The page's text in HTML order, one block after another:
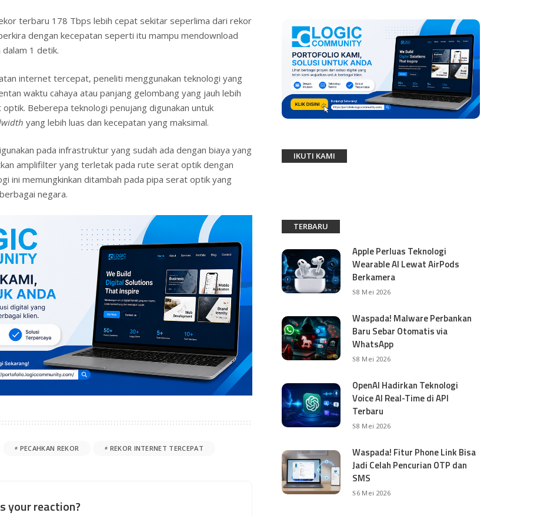
terbaru 178 Tbps lebih cepat sekitar seperlima dari rekor
dengan kecepatan seperti itu mampu mendownload
1 detik.
internet tercepat, peneliti menggunakan teknologi yang
waktu cahaya atau panjang gelombang yang jauh lebih
Beberepa teknologi penujang digunakan untuk
yang lebih luas dan kecepatan yang maksimal.
pada infrastruktur yang sudah ada dengan biaya yang
amplifilter yang terletak pada rute serat optik dengan
ini memungkinkan ditambah pada pipa serat optik yang
negara.
PECAHKAN REKOR REKOR INTERNET TERCEPAT
your reaction?
IKUTI KAMI
TERBARU
Apple Perluas Teknologi
Wearable AI Lewat AirPods
Berkamera
8 Mei 2026
Waspada! Malware Perbankan
Baru Sebar Otomatis via
WhatsApp
8 Mei 2026
OpenAI Hadirkan Teknologi
Voice AI Real-Time di API
Terbaru
8 Mei 2026
Waspada! Fitur Phone Link Bisa
Jadi Celah Pencurian OTP dan
SMS
6 Mei 2026